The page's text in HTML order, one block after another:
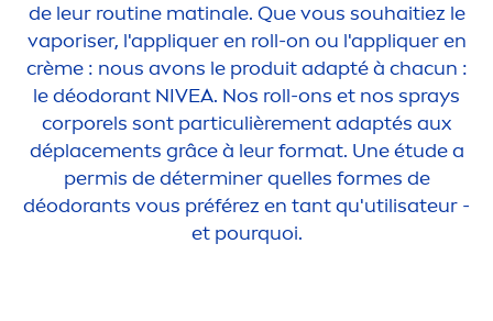
de leur routine matinale. Que vous souhaitiez le
vaporiser, l'appliquer en roll-on ou l'appliquer en
crème : nous avons le produit adapté à chacun :
le déodorant NIVEA. Nos roll-ons et nos sprays
corporels sont particulièrement adaptés aux
déplacements grâce à leur format. Une étude a
permis de déterminer quelles formes de
déodorants vous préférez en tant qu'utilisateur -
et pourquoi.